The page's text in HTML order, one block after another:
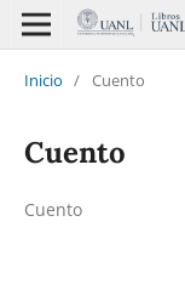
Inicio / Cuento
Cuento
Cuento